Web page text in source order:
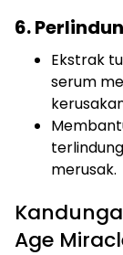
6.
Ekstrak
serum
merusak.
Age